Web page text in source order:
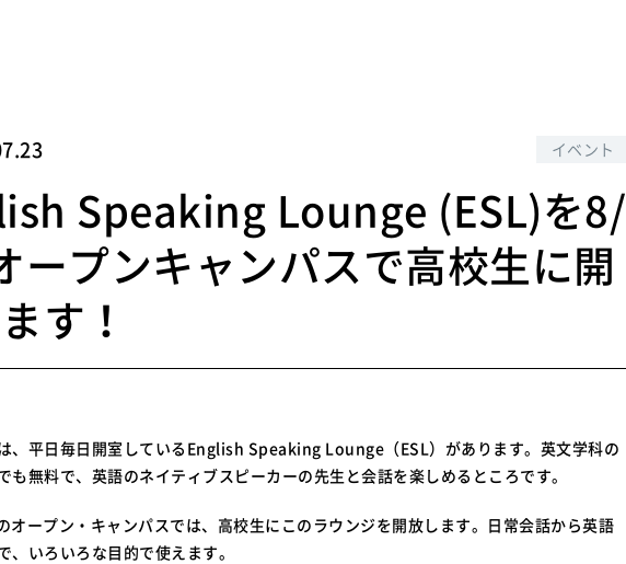
イベント
Speaking Lounge (ESL)を8/
ープンキャンパスで高校生に開
す！
、平日毎日開室しているEnglish Speaking Lounge（ESL）があります。英文学科の
も無料で、英語のネイティブスピーカーの先生と会話を楽しめるところです。
オープン・キャンパスでは、高校生にこのラウンジを開放します。日常会話から英語
、いろいろな目的で使えます。